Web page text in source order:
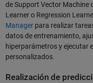
de Support Vector Machine
Learner o Regression
Managerpara realizar
datos de entrenamiento,
hiperparámetros y ejecutar
personalizados.
Realización de